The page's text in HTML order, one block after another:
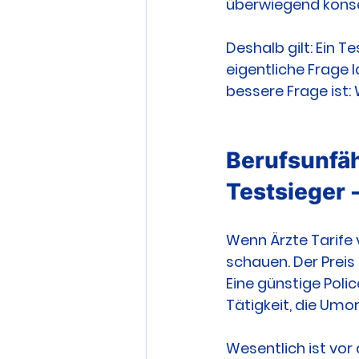
überwiegend
Deshalb gilt: Ein
eigentliche Frage
bessere Frage
Testsieger
Wenn Ärzte
schauen. Der
Eine günstige
Tätigkeit, die
Wesentlich ist vor